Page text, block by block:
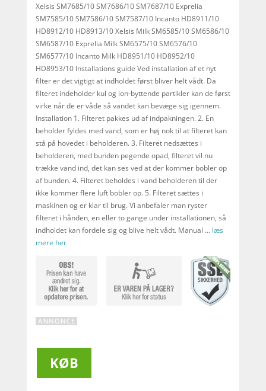
Xelsis SM7685/10 SM7686/10 SM7687/10 Exprelia
SM7585/10 SM7586/10 SM7587/10 Incanto HD8911/10
HD8912/10 HD8913/10 Xelsis Milk SM6585/10 SM6586/10
SM6587/10 Exprelia Milk SM6575/10 SM6576/10
SM6577/10 Incanto Milk HD8951/10 HD8952/10
HD8953/10 Installations guide Ved installation af et nyt
filter er det vigtigt at indholdet først bliver helt vådt. Da
filteret indeholder kul og ion-byttende partikler kan de først
virke når de er våde så vandet kan bevæge sig igennem.
Installation 1. Filteret pakkes ud af indpakningen. 2. En
beholder fyldes med vand, som er høj nok til at filteret kan
stå på hovedet i beholderen. 3. Filteret nedsættes i
beholderen, med bunden pegende opad, filteret vil nu
trække vand ind, det kan ses ved at der kommer bobler op
af bunden. 4. Filteret beholdes i vand beholderen til der
ikke kommer flere luft bobler op. 5. Filteret sættes i
maskinen og er klar til brug. Vi anbefaler man ryster
filteret i hånden, en eller to gange under installationen, så
indholdet kan fordele sig og blive helt vådt. Manual … læs
mere her
KØB